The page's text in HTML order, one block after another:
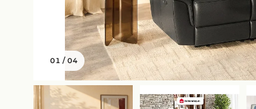
01 /04